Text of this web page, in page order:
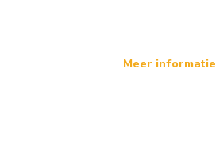
Meer informatie